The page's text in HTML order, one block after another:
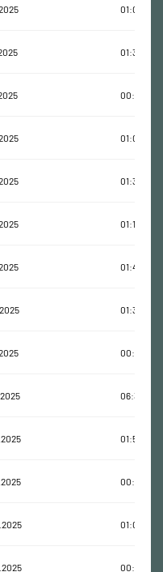
01:04:36
01:36:06
00:20:03
01:09:54
01:36:05
01:11:47
01:48:36
01:30:37
00:48:01
06:37:22
01:55:13
00:21:23
01:05:27
00:57:58